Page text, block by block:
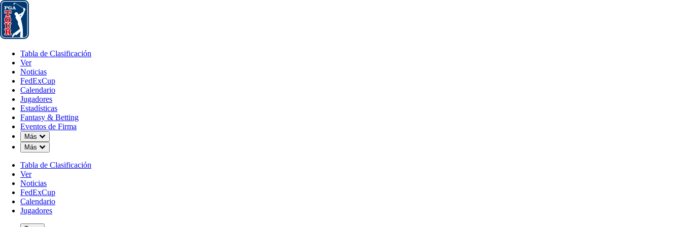
Tabla de Clasificación
Tabla de Clasificación
Ver
Noticias
FedExCup
Calendario
Jugadores
Estadísticas
Fantasy & Betting
Eventos de Firma
Más
Down Chevron
Más
Down Chevron
Tabla de Clasificación
Ver
Noticias
FedExCup
Calendario
Jugadores